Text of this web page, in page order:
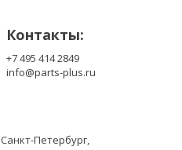
Контакты:
+7 495 414 2849
info@parts-plus.ru
Санкт-Петербург,